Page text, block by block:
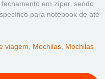
em zíper, sendo
para notebook de até
viagem Mochilas Mochilas